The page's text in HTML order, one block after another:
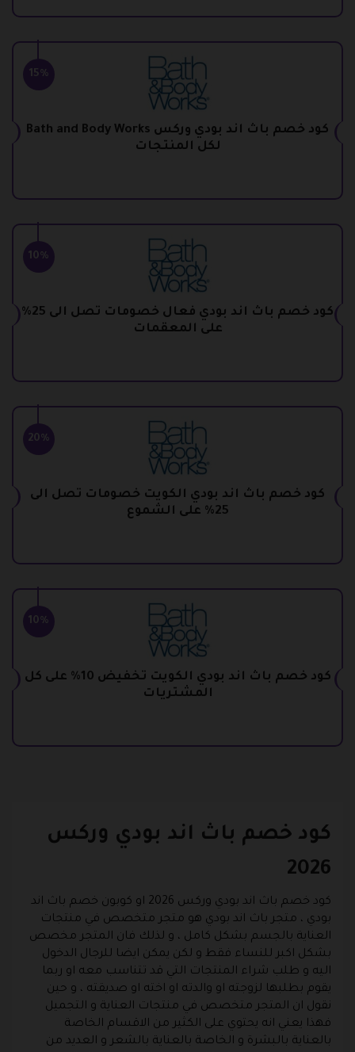
15%
كود خصم باث اند بودي وركس Bath and Body Works
لكل المنتجات
10%
كود خصم باث اند بودي فعال خصومات تصل الى 25%
على المعقمات
20%
كود خصم باث اند بودي الكويت خصومات تصل الى
25% على الشموع
10%
كود خصم باث اند بودي الكويت تخفيض 10% على كل
المشتريات
كود خصم باث اند بودي وركس
2026
كود خصم باث اند بودي وركس 2026 او كوبون خصم باث اند
بودي ، متجر باث اند بودي هو متجر متخصص في منتجات
العناية بالجسم بشكل كامل ، و لذلك فان المتجر مخصص
بشكل اكبر للنساء فقط و لكن يمكن ايضا للرجال الدخول
اليه و طلب شراء المنتجات التي قد تتناسب معه او ربما
يقوم بطلبها لزوجته او والدته او اخته او صديقته ، و حين
نقول ان المتجر متخصص في منتجات العناية و التجميل
فهذا يعني انه يحتوي على الكثير من الاقسام الخاصة
بالعناية بالبشرة و الخاصة بالعناية بالشعر و العديد من